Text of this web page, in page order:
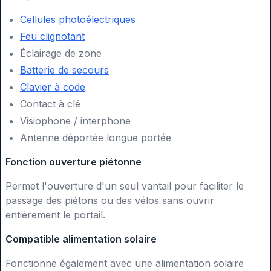
Cellules photoélectriques
Feu clignotant
Éclairage de zone
Batterie de secours
Clavier à code
Contact à clé
Visiophone / interphone
Antenne déportée longue portée
Fonction ouverture piétonne
Permet l'ouverture d'un seul vantail pour faciliter le
passage des piétons ou des vélos sans ouvrir
entièrement le portail.
Compatible alimentation solaire
Fonctionne également avec une alimentation solaire